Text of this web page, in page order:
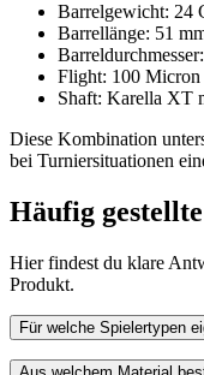
Barrelgewicht: 24
Barrellänge: 51
Flight: 100
Shaft: Karella XT
Diese Kombination
bei Turniersituationen
Häufig
Hier findest du klare
Produkt.
Für welche Spielertypen